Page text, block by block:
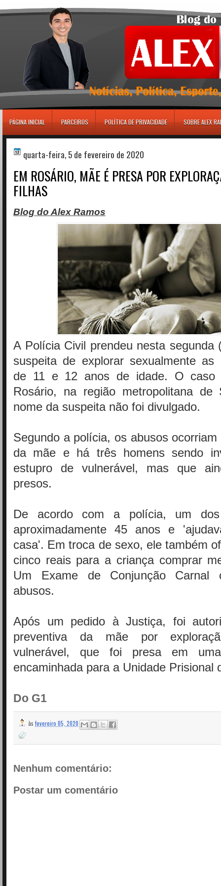
PÁGINA INICIAL PARCEIROS POLÍTICA DE PRIVACIDADE SOBRE ALEX
quarta-feira, 5 de fevereiro de 2020
EM ROSÁRIO, MÃE É PRESA POR
FILHAS
Blog do Alex Ramos
A Polícia Civil prendeu nesta segunda
suspeita de explorar sexualmente as
de 11 e 12 anos de idade. O caso
Rosário, na região metropolitana
nome da suspeita não foi divulgado.
Segundo a polícia, os abusos
da mãe e há três homens sendo
estupro de vulnerável, mas que
presos.
De acordo com a polícia, um
aproximadamente 45 anos e
casa'. Em troca de sexo, ele também
cinco reais para a criança comprar
Um Exame de Conjunção Carnal
abusos.
Após um pedido à Justiça, foi
preventiva da mãe por
vulnerável, que foi presa em
encaminhada para a Unidade Prisional
Do G1
às fevereiro 05, 2020
Nenhum comentário:
Postar um comentário